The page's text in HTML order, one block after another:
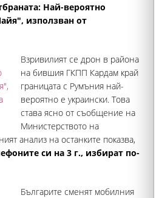
Най-вероятно
използван от
Взривилият се дрон в района
на бившия ГКПП Кардам край
границата с Румъния най-
вероятно е украински. Това
става ясно от съобщение на
Министерството на
анализ на останките показва,
"Майя", който се използва
сили", обявиха от
си на 3 г., избират по-
Българите сменят мобилния